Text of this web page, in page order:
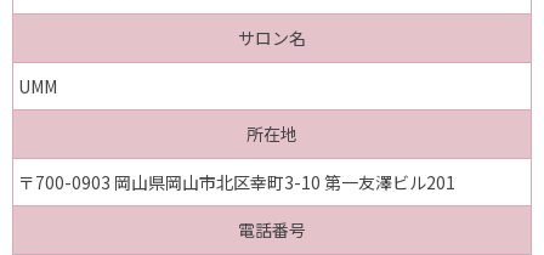
サロン名
UMM
所在地
〒700-0903 岡山県岡山市北区幸町3-10 第一友澤ビル201
電話番号